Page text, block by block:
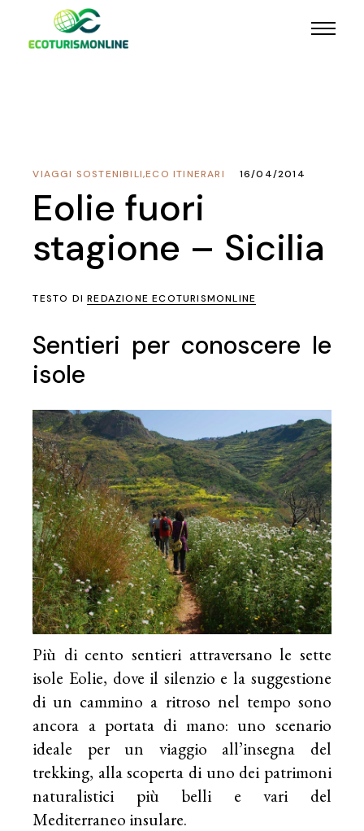
ECO ITINERARI
,
VIAGGI SOSTENIBILI 16/04/2014
Eolie fuori
stagione – Sicilia
TESTO DIREDAZIONE ECOTURISMONLINE
Sentieri per conoscere le
isole
Più di cento sentieri attraversano le sette
isole Eolie, dove il silenzio e la suggestione
di un cammino a ritroso nel tempo sono
ancora a portata di mano: uno scenario
ideale per un viaggio all’insegna del
trekking, alla scoperta di uno dei patrimoni
naturalistici più belli e vari del
Mediterraneo insulare.